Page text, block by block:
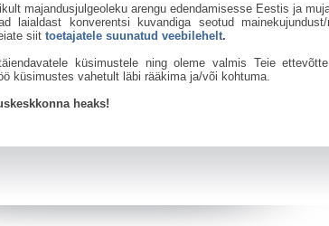
majandusjulgeoleku arengu edendamisesse Eestis ja
laialdast konverentsi kuvandiga seotud
siit toetajatele suunatud veebilehelt.
küsimustele ning oleme valmis Teie
küsimustes vahetult läbi rääkima ja/või kohtuma.
heaks!